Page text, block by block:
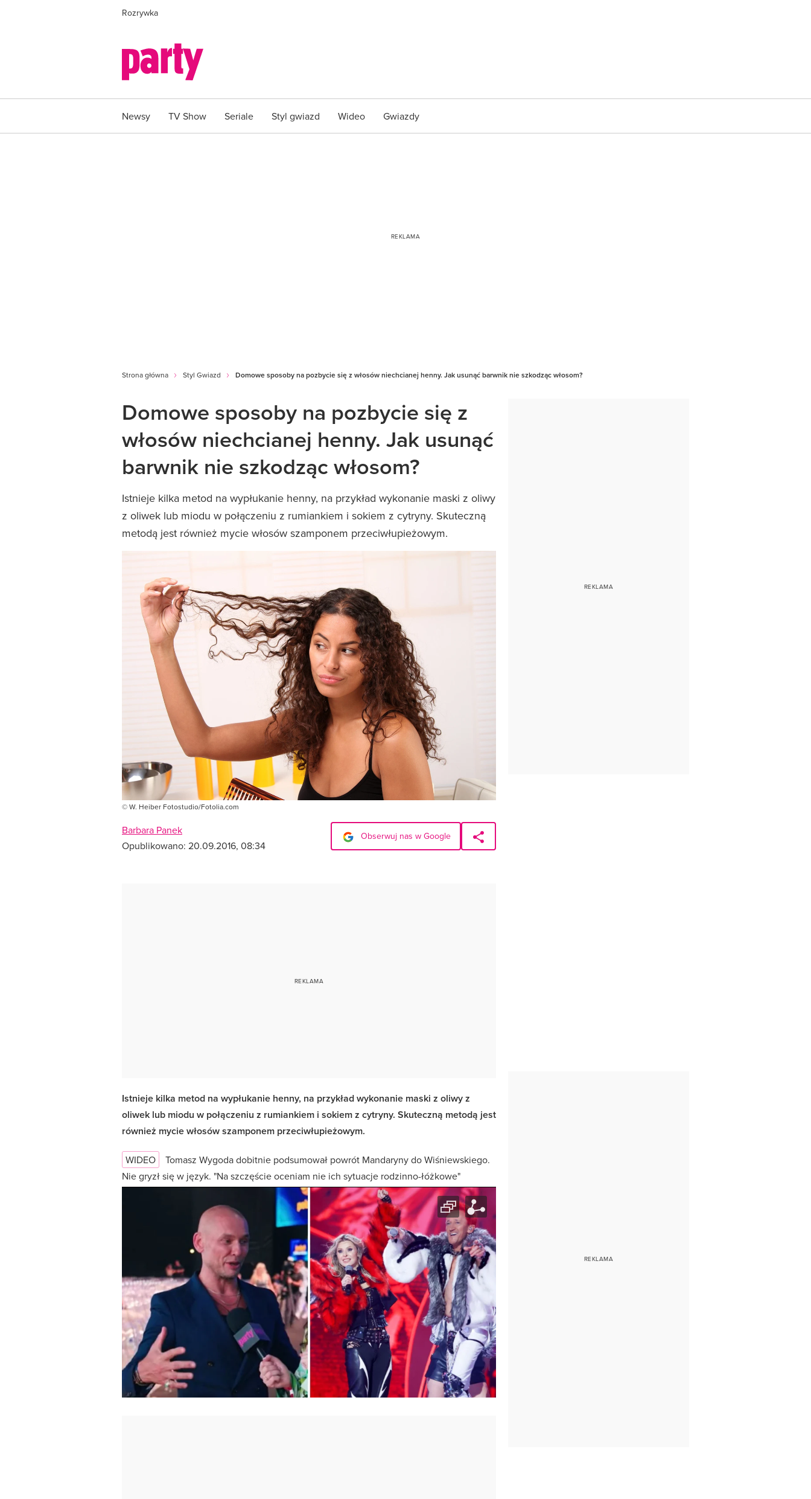
Rozrywka
Newsy TV Show Seriale Styl gwiazd Wideo Gwiazdy
Strona główna Styl Gwiazd Domowe sposoby na pozbycie się z włosów niechcianej henny. Jak usunąć barwnik nie szkodząc włosom?
Domowe sposoby na pozbycie się z
włosów niechcianej henny. Jak usunąć
barwnik nie szkodząc włosom?
Istnieje kilka metod na wypłukanie henny, na przykład wykonanie maski z oliwy
z oliwek lub miodu w połączeniu z rumiankiem i sokiem z cytryny. Skuteczną
metodą jest również mycie włosów szamponem przeciwłupieżowym.
© W. Heiber Fotostudio/Fotolia.com
Barbara Panek
Opublikowano: 20.09.2016, 08:34
Obserwuj nas w Google
Istnieje kilka metod na wypłukanie henny, na przykład wykonanie maski z oliwy z
oliwek lub miodu w połączeniu z rumiankiem i sokiem z cytryny. Skuteczną metodą jest
również mycie włosów szamponem przeciwłupieżowym.
WIDEO
Tomasz Wygoda dobitnie podsumował powrót Mandaryny do Wiśniewskiego.
Nie gryzł się w język. "Na szczęście oceniam nie ich sytuacje rodzinno-łóżkowe"